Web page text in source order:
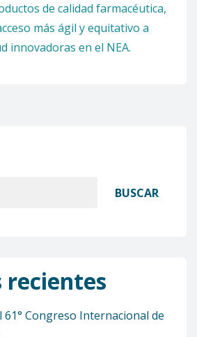
de calidad farmacéutica,
más ágil y equitativo a
innovadoras en el NEA.
BUSCAR
recientes
61° Congreso Internacional de